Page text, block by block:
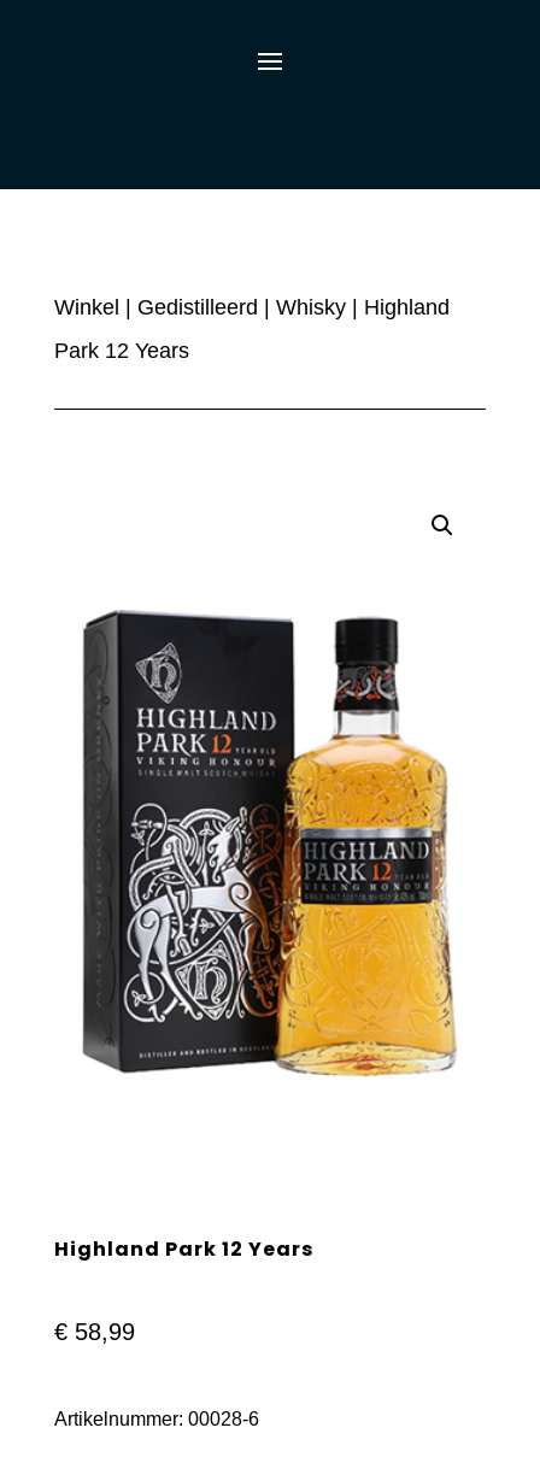
Winkel Gedistilleerd Whisky| Highland
Park 12 Years
Highland Park 12 Years
€58,99
Artikelnummer: 00028-6